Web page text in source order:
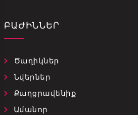
ԲԱԺԻՆՆԵՐ
Ծաղիկներ
Նվերներ
Քաղցրավենիք
Ամանոր